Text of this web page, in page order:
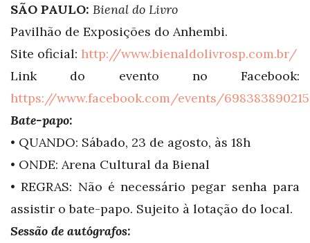
SÃO PAULO: Bienal do Livro
Pavilhão de Exposições do Anhembi.
Site oficial: http://www.bienaldolivrosp.com.br/
Link do evento no Facebook:
https://www.facebook.com/events/
Bate-papo:
• QUANDO: Sábado, 23 de agosto, às 18h
• ONDE: Arena Cultural da Bienal
• REGRAS: Não é necessário pegar senha para
assistir o bate-papo. Sujeito à lotação do local.
Sessão de autógrafos: